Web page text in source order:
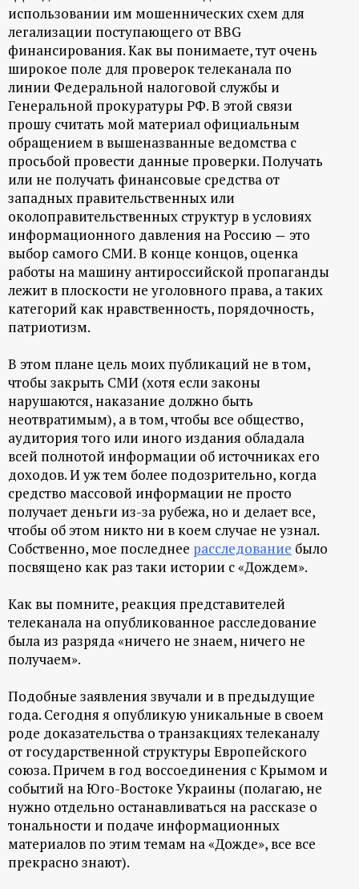
использовании им мошеннических схем для
легализации поступающего от BBG
финансирования. Как вы понимаете, тут очень
широкое поле для проверок телеканала по
линии Федеральной налоговой службы и
Генеральной прокуратуры РФ. В этой связи
прошу считать мой материал официальным
обращением в вышеназванные ведомства с
просьбой провести данные проверки. Получать
или не получать финансовые средства от
западных правительственных или
околоправительственных структур в условиях
информационного давления на Россию — это
выбор самого СМИ. В конце концов, оценка
работы на машину антироссийской пропаганды
лежит в плоскости не уголовного права, а таких
категорий как нравственность, порядочность,
патриотизм.
В этом плане цель моих публикаций не в том,
чтобы закрыть СМИ (хотя если законы
нарушаются, наказание должно быть
неотвратимым), а в том, чтобы все общество,
аудитория того или иного издания обладала
всей полнотой информации об источниках его
доходов. И уж тем более подозрительно, когда
средство массовой информации не просто
получает деньги из-за рубежа, но и делает все,
чтобы об этом никто ни в коем случае не узнал.
Собственно, мое последнее расследование было
посвящено как раз таки истории с «Дождем».
Как вы помните, реакция представителей
телеканала на опубликованное расследование
была из разряда «ничего не знаем, ничего не
получаем».
Подобные заявления звучали и в предыдущие
года. Сегодня я опубликую уникальные в своем
роде доказательства о транзакциях телеканалу
от государственной структуры Европейского
союза. Причем в год воссоединения с Крымом и
событий на Юго-Востоке Украины (полагаю, не
нужно отдельно останавливаться на рассказе о
тональности и подаче информационных
материалов по этим темам на «Дожде», все все
прекрасно знают).